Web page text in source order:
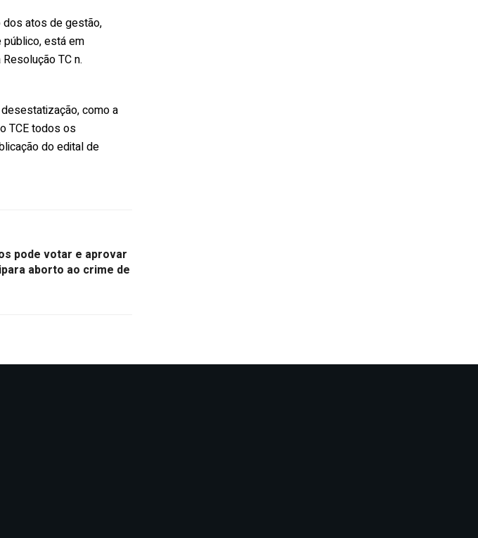
dos atos de gestão,
está em
TC n.
como a
TCE todos os
do edital de
pode votar e aprovar
aborto ao crime de